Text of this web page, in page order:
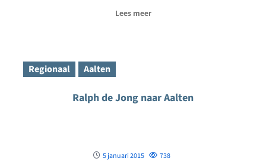
Lees meer
Regionaal Aalten
Ralph de Jong naar Aalten
5 januari 2015 738